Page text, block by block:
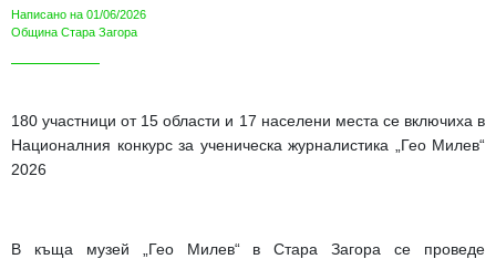
Написано на 01/06/2026
Община Стара Загора
180 участници от 15 области и 17 населени места се включиха в
Националния конкурс за ученическа журналистика „Гео Милев“
2026
В къща музей „Гео Милев“ в Стара Загора се проведе